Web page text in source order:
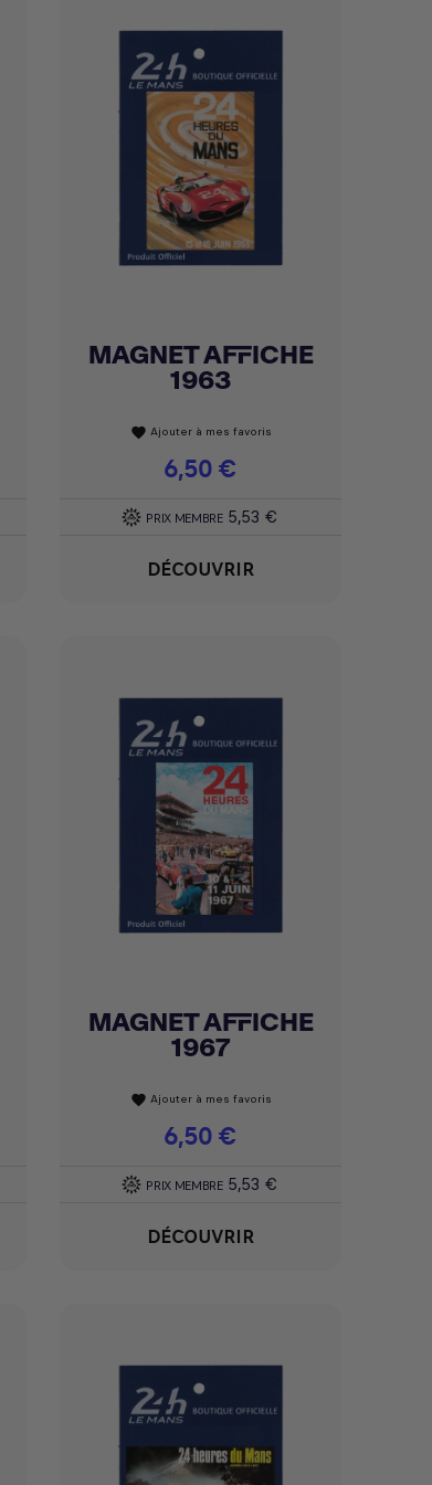
Achat express
MAGNET AFFICHE
1963
favorite Ajouter à mes favoris
Prix
6,50 €
PRIX MEMBRE 5,53 €
DÉCOUVRIR
Achat express
MAGNET AFFICHE
1967
favorite Ajouter à mes favoris
Prix
6,50 €
PRIX MEMBRE 5,53 €
DÉCOUVRIR